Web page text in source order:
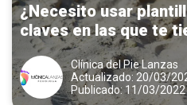
¿Necesito usar
claves en las que te
Clínica del Pie Lanzas
Actualizado: 20/03/
Publicado: 11/03/2022